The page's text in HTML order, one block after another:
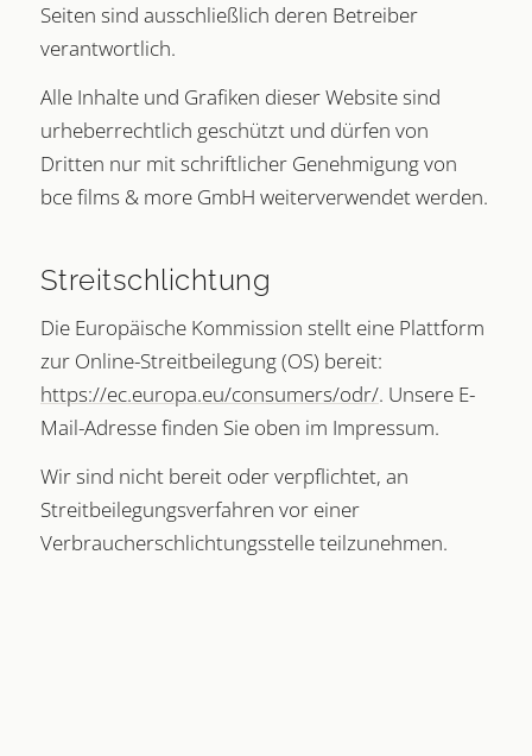
Seiten sind ausschließlich deren Betreiber
verantwortlich.
Alle Inhalte und Grafiken dieser Website sind
urheberrechtlich geschützt und dürfen von
Dritten nur mit schriftlicher Genehmigung von
bce films & more GmbH weiterverwendet werden.
Streitschlichtung
Die Europäische Kommission stellt eine Plattform
zur Online-Streitbeilegung (OS) bereit:
https://ec.europa.eu/consumers/odr/. Unsere E-
Mail-Adresse finden Sie oben im Impressum.
Wir sind nicht bereit oder verpflichtet, an
Streitbeilegungsverfahren vor einer
Verbraucherschlichtungsstelle teilzunehmen.